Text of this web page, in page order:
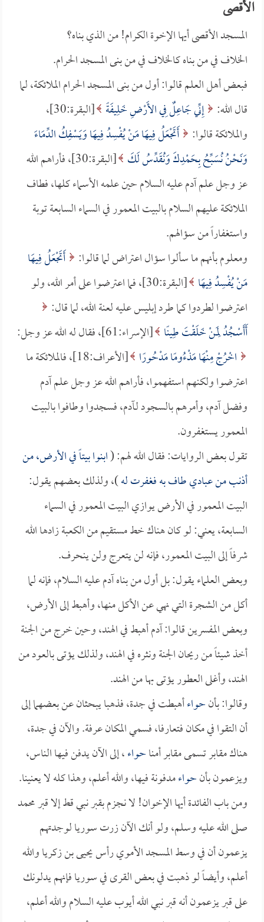
الأقصى
المسجد الأقصى أيها الإخوة الكرام! من الذي بناه؟
الخلاف في من بناه كالخلاف في من بنى المسجد الحرام.
فبعض أهل العلم قالوا: أول من بنى المسجد الحرام الملائكة، لما
قال الله: إِنِّي جَاعِلٌ فِي الأَرْضِ خَلِيفَةً
[البقرة:30]،
والملائكة قالوا: أَتَجْعَلُ فِيهَا مَنْ يُفْسِدُ فِيهَا وَيَسْفِكُ الدِّمَاءَ
وَنَحْنُ نُسَبِّحُ بِحَمْدِكَ وَنُقَدِّسُ لَكَ
[البقرة:30]، فأراهم الله
عز وجل علم آدم عليه السلام حين علمه الأسماء كلها، فطاف
الملائكة عليهم السلام بالبيت المعمور في السماء السابعة توبة
واستغفاراً من سؤالهم.
ومعلوم بأنهم ما سألوا سؤال اعتراض لما قالوا: أَتَجْعَلُ فِيهَا
مَنْ يُفْسِدُ فِيهَا
[البقرة:30]، فما اعترضوا على أمر الله، ولو
اعترضوا لطردوا كما طرد إبليس عليه لعنة الله، لما قال:
أَأَسْجُدُ لِمَنْ خَلَقْتَ طِينًا [الإسراء:61]، فقال له الله عز وجل:
اخْرُجْ مِنْهَا مَذْءُومًا مَدْحُورًا
[الأعراف:18]، فالملائكة ما
اعترضوا ولكنهم استفهموا، فأراهم الله عز وجل علم آدم
وفضل آدم، وأمرهم بالسجود لـآدم، فسجدوا وطافوا بالبيت
المعمور يستغفرون.
تقول بعض الروايات: فقال الله لهم: (ابنوا بيتاً في الأرض، من
أذنب من عبادي طاف به فغفرت له)، ولذلك بعضهم يقول:
البيت المعمور في الأرض يوازي البيت المعمور في السماء
السابعة، يعني: لو كان هناك خط مستقيم من الكعبة زادها الله
شرفاً إلى البيت المعمور، فإنه لن يتعرج ولن ينحرف.
وبعض العلماء يقول: بل أول من بناه آدم عليه السلام، فإنه لما
أكل من الشجرة التي نهي عن الأكل منها، وأهبط إلى الأرض،
وبعض المفسرين قالوا: آدم أهبط في الهند، وحين خرج من الجنة
أخذ شيئاً من ريحان الجنة ونثره في الهند، ولذلك يؤتى بالعود من
الهند، وأغلى العطور يؤتى بها من الهند.
وقالوا: بأنحواءأهبطت في جدة، فذهبا يبحثان عن بعضهما إلى
أن التقوا في مكان فتعارفا، فسمي المكان عرفة. والآن في جدة،
هناك مقابر تسمى مقابر أمناحواء، إلى الآن يدفن فيها الناس،
ويزعمون بأنحواءمدفونة فيها، والله أعلم، وهذا كله لا يعنينا.
ومن باب الفائدة أيها الإخوان! لا نجزم بقبر نبي قط إلا قبر محمد
صلى الله عليه وسلم، ولو أنك الآن زرت سوريا لوجدتهم
يزعمون أن في وسط المسجد الأموي رأس يحيى بن زكريا والله
أعلم، وأيضاً لو ذهبت في بعض القرى في سوريا فإنهم يدلونك
على قبر يزعمون أنه قبر نبي الله أيوب عليه السلام والله أعلم،